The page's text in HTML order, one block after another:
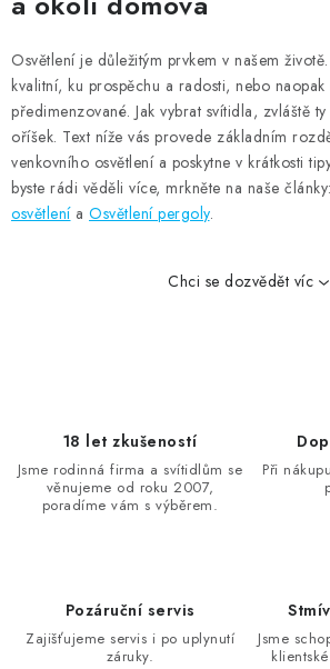
á
d
a
c
í
p
r
v
u
Osvětlení je důležitým prvkem v našem
kvalitní, ku prospěchu a radosti, nebo
předimenzované. Jak vybrat svítidla, zvláště
oříšek. Text níže vás provede základním
venkovního osvětlení a poskytne v krátkosti
byste rádi věděli více, mrkněte na naše články:
osvětlenía Osvětlení pergoly.
Chci se dozvědět víc
18 let zkušeností
Jsme rodinná firma a svítidlům se
věnujeme od roku 2007,
poradíme vám s výběrem.
Při
Pozáruční servis
Zajišťujeme servis i po uplynutí
záruky.
Jsme